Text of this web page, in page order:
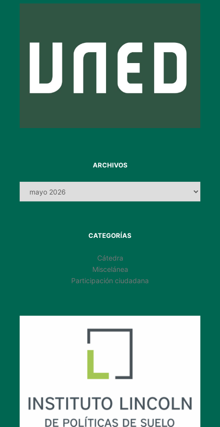
ARCHIVOS
CATEGORÍAS
Cátedra
Miscelánea
Participación ciudadana